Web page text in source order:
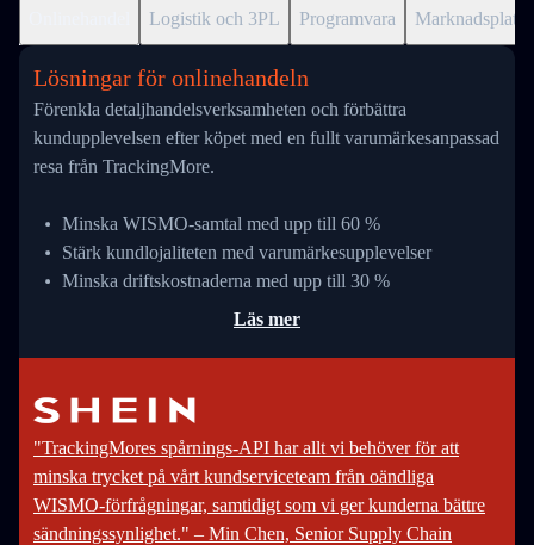
Logistik och 3PL Programvara Marknadsplats
Lösningar för onlinehandeln
Förenkla detaljhandelsverksamheten och förbättra
kundupplevelsen efter köpet med en fullt varumärkesanpassad
resa från TrackingMore.
Minska WISMO-samtal med upp till 60 %
Stärk kundlojaliteten med varumärkesupplevelser
Minska driftskostnaderna med upp till 30 %
Läs mer
"TrackingMores spårnings-API har allt vi behöver för att
minska trycket på vårt kundserviceteam från oändliga
WISMO-förfrågningar, samtidigt som vi ger kunderna bättre
sändningssynlighet." – Min Chen, Senior Supply Chain